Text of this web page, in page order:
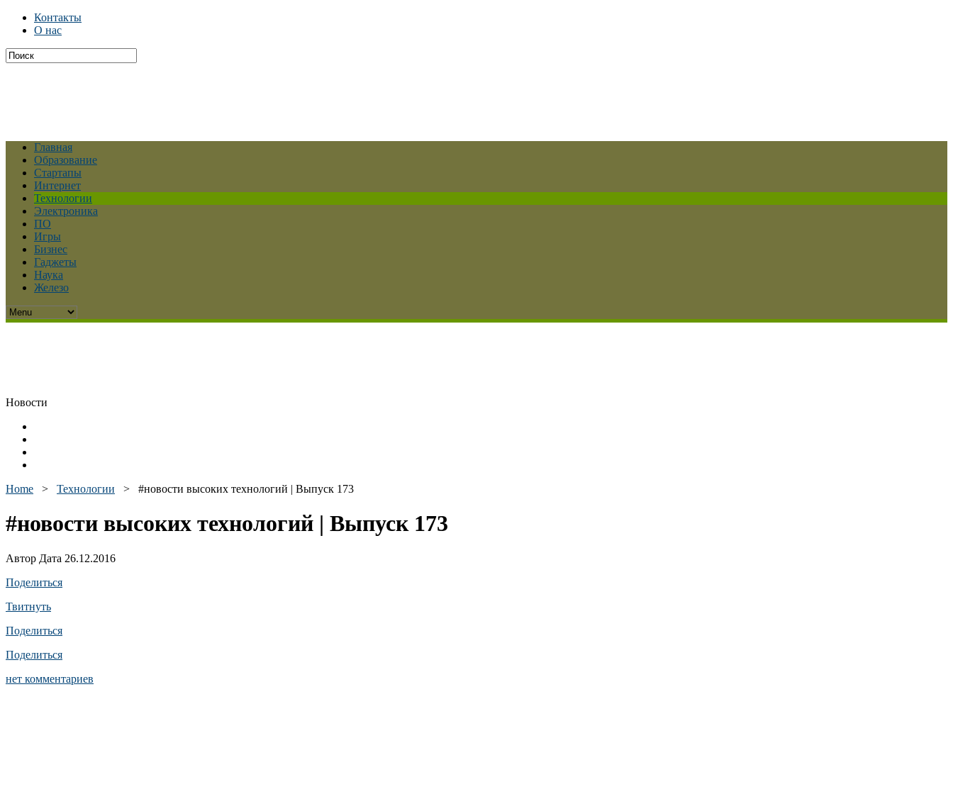
Контакты
О нас
Главная
Образование
Стартапы
Интернет
Технологии
Электроника
ПО
Игры
Бизнес
Гаджеты
Наука
Железо
Новости
Home > Технологии > #новости высоких технологий | Выпуск 173
#новости высоких технологий | Выпуск 173
Автор Дата 26.12.2016
Поделиться
Твитнуть
Поделиться
Поделиться
нет комментариев